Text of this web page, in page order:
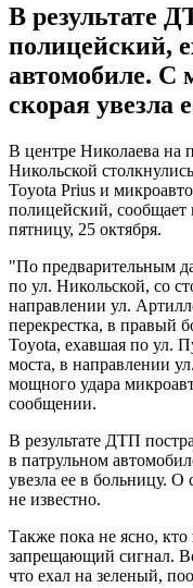
В результате
полицейский,
автомобиле. С
скорая увезла
В центре Николаева на
Никольской
Toyota Prius и
полицейский, сообщает
пятницу, 25 октября.
"По предварительным
по ул. Никольской, со
направлении ул.
перекрестка, в правый
Toyota, ехавшая по ул.
моста, в направлении
мощного удара
сообщении.
В результате ДТП
в патрульном
увезла ее в больницу. О
не известно.
Также пока не ясно, кто
запрещающий сигнал.
что ехал на зеленый,